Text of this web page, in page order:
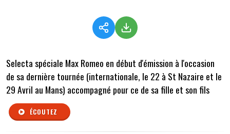
Selecta spéciale Max Romeo en début d'émission à l'occasion
de sa dernière tournée (internationale, le 22 à St Nazaire et le
29 Avril au Mans) accompagné pour ce de sa fille et son fils
ÉCOUTEZ